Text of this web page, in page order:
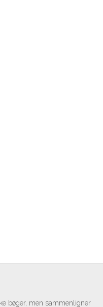
bøger, men sammenligner